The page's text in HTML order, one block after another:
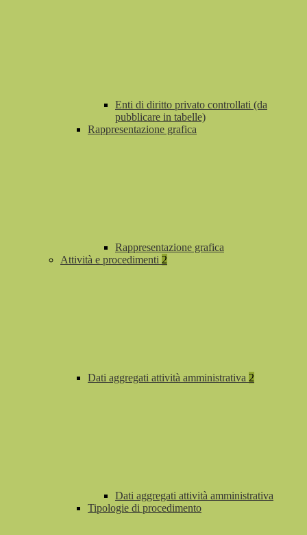
Enti di diritto privato controllati (da
pubblicare in tabelle)
Rappresentazione grafica
Rappresentazione grafica
Attività e procedimenti 2
Dati aggregati attività amministrativa 2
Dati aggregati attività amministrativa
Tipologie di procedimento